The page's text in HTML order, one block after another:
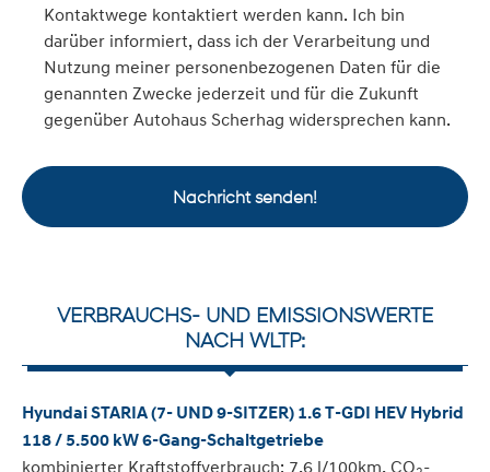
Kontaktwege kontaktiert werden kann. Ich bin
darüber informiert, dass ich der Verarbeitung und
Nutzung meiner personenbezogenen Daten für die
genannten Zwecke jederzeit und für die Zukunft
gegenüber Autohaus Scherhag widersprechen kann.
Nachricht senden!
VERBRAUCHS- UND EMISSIONSWERTE
NACH WLTP:
Hyundai STARIA (7- UND 9-SITZER) 1.6 T-GDI HEV Hybrid
118 / 5.500 kW 6-Gang-Schaltgetriebe
kombinierter Kraftstoffverbrauch: 7,6 l/100km, CO -